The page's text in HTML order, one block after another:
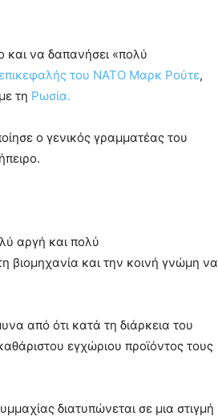
και να δαπανήσει «πολύ
του ΝΑΤΟ Μαρκ Ρούτε,
τη Ρωσία.
ο γενικός γραμματέας του
αργή και πολύ
βιομηχανία και την κοινή γνώμη να
από ότι κατά τη διάρκεια του
εγχώριου προϊόντος τους
διατυπώνεται σε μια στιγμή